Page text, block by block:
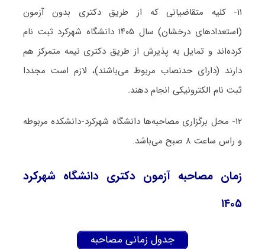
۱۱- کلیه متقاضیانی که از طریق دکتری بدون آزمون
(استعدادهای درخشان) سال ۱۴۰۵ دانشگاه شهرکرد ثبت نام
کرده‌اند و تمایل به پذیرش از طریق دکتری نیمه متمرکز هم
دارند (دارای حدنصاب مربوط می‌باشند)، لازم است مجددا
ثبت نام الکترونیکی انجام دهند.
۱۲- محل برگزاری مصاحبه‌ها دانشگاه شهرکرد-دانشکده مربوطه
و راس ساعت ۸ صبح می‌باشد.
زمان مصاحبه آزمون دکتری دانشگاه شهرکرد
۱۴۰۵
جدول زمانی مصاحبه